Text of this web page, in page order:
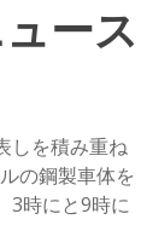
ース
しを積み重ね
の鋼製車体を
3時にと9時に